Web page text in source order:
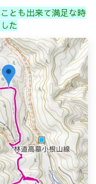
とも出来て満足な時
た